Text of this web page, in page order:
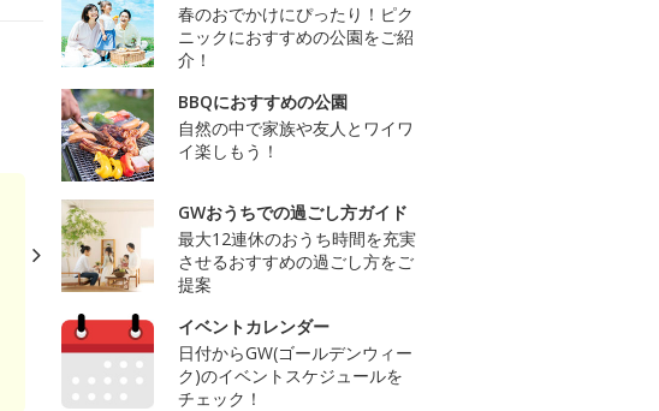
春のおでかけにぴったり！ピク
ニックにおすすめの公園をご紹
介！
BBQにおすすめの公園
自然の中で家族や友人とワイワ
イ楽しもう！
GWおうちでの過ごし方ガイド
最大12連休のおうち時間を充実
させるおすすめの過ごし方をご
提案
イベントカレンダー
日付からGW(ゴールデンウィー
ク)のイベントスケジュールを
チェック！